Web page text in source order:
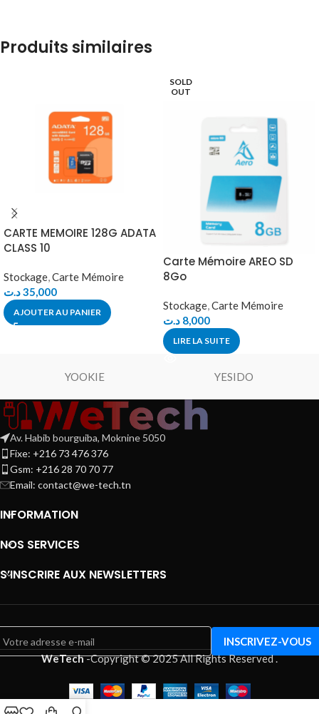
Produits similaires
CARTE MEMOIRE 128G ADATA
CLASS 10
Stockage,Carte Mémoire
35,000د.ت
AJOUTER AU PANIER
SOLD
OUT
Carte Mémoire AREO SD
8Go
Stockage,Carte Mémoire
8,000 د.ت
LIRE LA SUITE
YOOKIE YESIDO
Av. Habib bourguiba, Moknine 5050
Fixe: +216 73 476 376
Gsm: +216 28 70 70 77
Email: contact@we-tech.tn
INFORMATION
NOS SERVICES
S’INSCRIRE AUX NEWSLETTERS
WeTech-Copyright © 2025 All Rights Reserved.